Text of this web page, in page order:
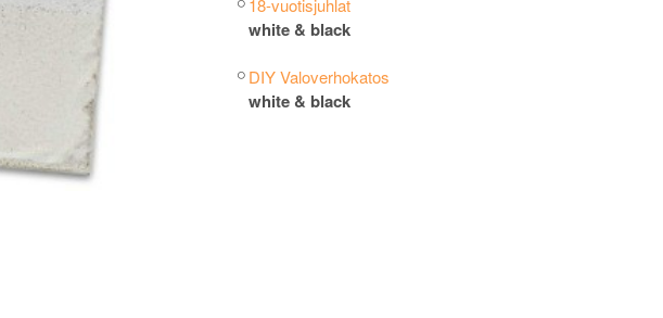
white & black
DIY Valoverhokatos
white & black